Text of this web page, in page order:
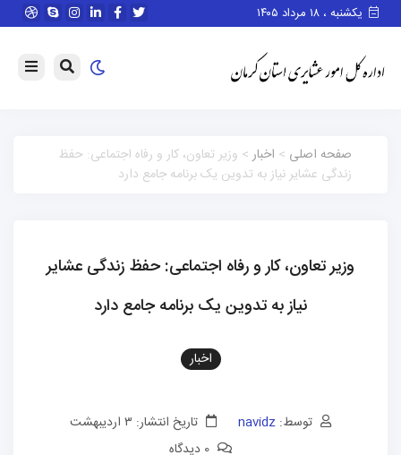
یکشنبه ، ۱۸ مرداد ۱۴۰۵
صفحه اصلی > اخبار> وزیر تعاون، کار و رفاه اجتماعی: حفظ
زندگی عشایر نیاز به تدوین یک برنامه جامع دارد
وزیر تعاون، کار و رفاه اجتماعی: حفظ زندگی عشایر
نیاز به تدوین یک برنامه جامع دارد
اخبار
توسط: navidz
تاریخ انتشار: ۳ اردیبهشت